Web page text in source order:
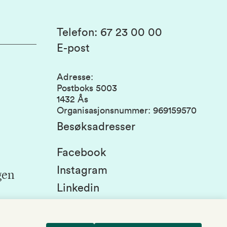
Telefon: 67 23 00 00
E-post
Adresse:
Postboks 5003
1432 Ås
Organisasjonsnummer: 969159570
Besøksadresser
Facebook
Instagram
Linkedin